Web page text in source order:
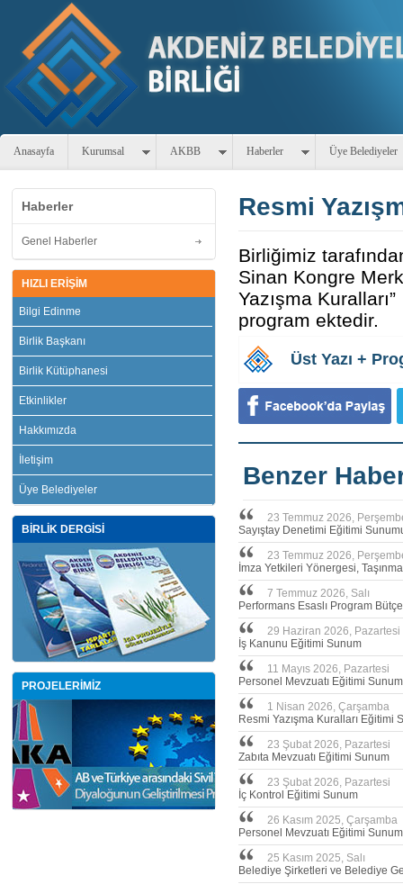
Anasayfa Kurumsal AKBB Haberler Üye Belediyeler
Haberler
Genel Haberler
HIZLI ERİŞİM
Bilgi Edinme
Birlik Başkanı
Birlik Kütüphanesi
Etkinlikler
Hakkımızda
İletişim
Üye Belediyeler
BİRLİK DERGİSİ
PROJELERİMİZ
Resmi
Birliğimiz
Sinan Kongre
Yazışma
program ektedir.
Üst Yazı +
Benzer
23 Temmuz 2026,
Sayıştay Denetimi Eğitimi
23 Temmuz 2026,
İmza Yetkileri Yönergesi,
7 Temmuz 2026, Salı
Performans Esaslı Program
29 Haziran 2026, Pazartesi
İş Kanunu Eğitimi Sunum
11 Mayıs 2026, Pazartesi
Personel Mevzuatı Eğitimi Sunum
1 Nisan 2026, Çarşamba
Resmi Yazışma Kuralları Eğitimi
23 Şubat 2026, Pazartesi
Zabıta Mevzuatı Eğitimi Sunum
23 Şubat 2026, Pazartesi
İç Kontrol Eğitimi Sunum
26 Kasım 2025, Çarşamba
Personel Mevzuatı Eğitimi Sunum
25 Kasım 2025, Salı
Belediye Şirketleri ve Belediye